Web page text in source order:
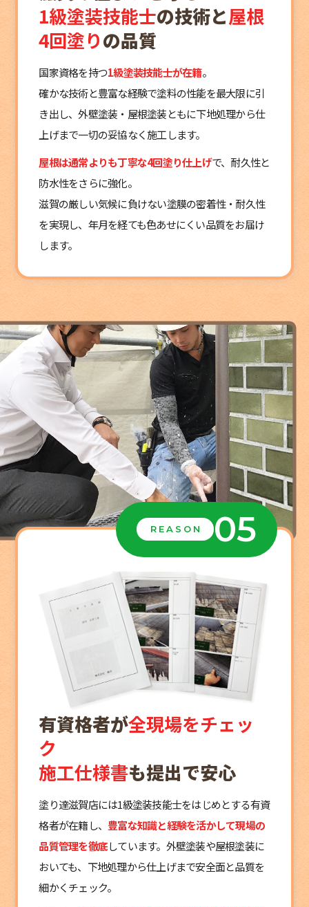
1級塗装技能士の技術と屋根
4回塗りの品質
国家資格を持つ1級塗装技能士が在籍。
確かな技術と豊富な経験で塗料の性能を最大限に引
き出し、外壁塗装・屋根塗装ともに下地処理から仕
上げまで一切の妥協なく施工します。
屋根は通常よりも丁寧な4回塗り仕上げで、耐久性と
防水性をさらに強化。
滋賀の厳しい気候に負けない塗膜の密着性・耐久性
を実現し、年月を経ても色あせにくい品質をお届け
します。
REASON 05
有資格者が全現場をチェッ
ク
施工仕様書も提出で安心
塗り達滋賀店には1級塗装技能士をはじめとする有資
格者が在籍し、 豊富な知識と経験を活かして現場の
品質管理を徹底しています。外壁塗装や屋根塗装に
おいても、下地処理から仕上げまで安全面と品質を
細かくチェック。